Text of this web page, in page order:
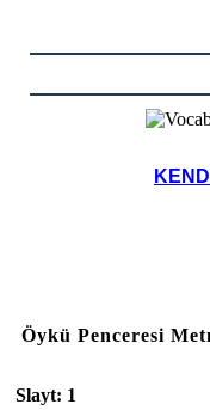
Öykü Penceresi
Slayt: 1